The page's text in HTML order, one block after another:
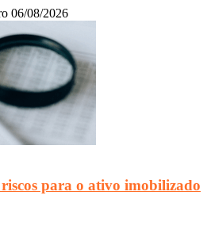
06/08/2026
para o ativo imobilizado